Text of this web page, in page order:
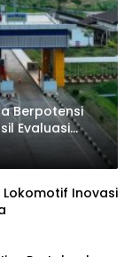
Berpotensi
Evaluasi
Lokomotif Inovasi